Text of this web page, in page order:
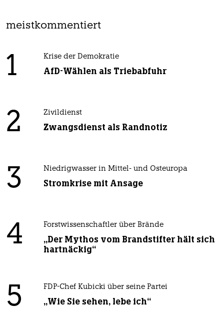
meistkommentiert
1 Krise der Demokratie
AfD-Wählen als Triebabfuhr
2 Zivildienst
Zwangsdienst als Randnotiz
3 Niedrigwasser in Mittel- und Osteuropa
Stromkrise mit Ansage
4 Forstwissenschaftler über Brände
„Der Mythos vom Brandstifter hält sich
hartnäckig“
5 FDP-Chef Kubicki über seine Partei
„Wie Sie sehen, lebe ich“